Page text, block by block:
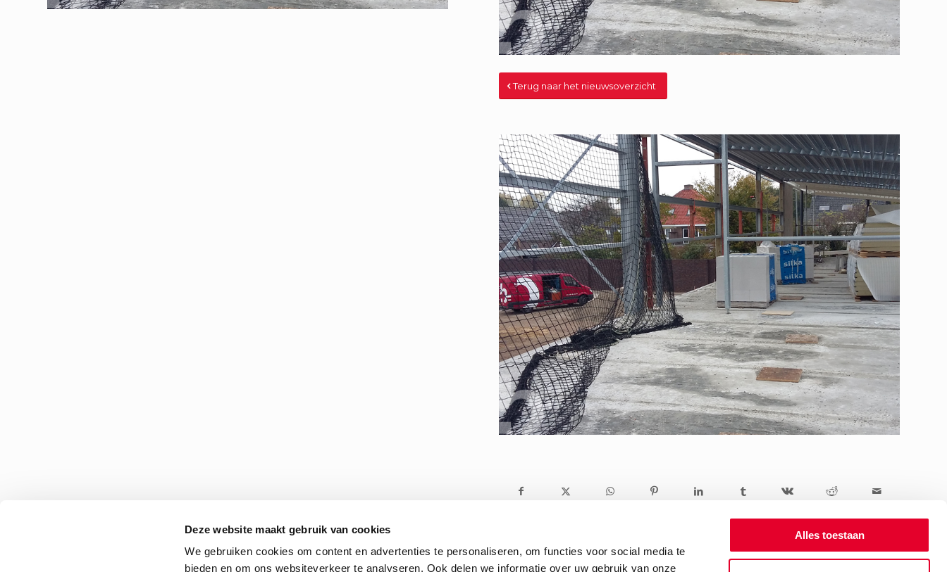
Deze website maakt gebruik van cookies
We gebruiken cookies om content en advertenties te personaliseren, om functies voor social media te
bieden en om ons websiteverkeer te analyseren. Ook delen we informatie over uw gebruik van onze
Alles toestaan
Terug naar het nieuwsoverzicht